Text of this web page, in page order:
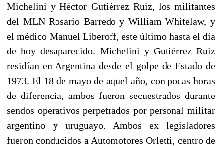
Michelini y Héctor Gutiérrez Ruiz, los militantes
del MLN Rosario Barredo y William Whitelaw, y
el médico Manuel Liberoff, este último hasta el día
de hoy desaparecido. Michelini y Gutiérrez Ruiz
residían en Argentina desde el golpe de Estado de
1973. El 18 de mayo de aquel año, con pocas horas
de diferencia, ambos fueron secuestrados durante
sendos operativos perpetrados por personal militar
argentino y uruguayo. Ambos ex legisladores
fueron conducidos a Automotores Orletti, centro de